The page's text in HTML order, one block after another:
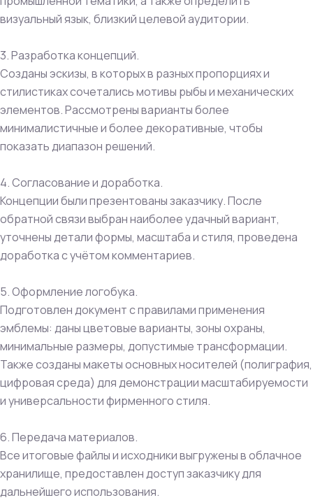
визуальный язык, близкий целевой аудитории.
3. Разработка концепций.
Созданы эскизы, в которых в разных пропорциях и
стилистиках сочетались мотивы рыбы и механических
элементов. Рассмотрены варианты более
минималистичные и более декоративные, чтобы
показать диапазон решений.
4. Согласование и доработка.
Концепции были презентованы заказчику. После
обратной связи выбран наиболее удачный вариант,
уточнены детали формы, масштаба и стиля, проведена
доработка с учётом комментариев.
5. Оформление логобука.
Подготовлен документ с правилами применения
эмблемы: даны цветовые варианты, зоны охраны,
минимальные размеры, допустимые трансформации.
Также созданы макеты основных носителей (полиграфия,
цифровая среда) для демонстрации масштабируемости
и универсальности фирменного стиля.
6. Передача материалов.
Все итоговые файлы и исходники выгружены в облачное
хранилище, предоставлен доступ заказчику для
дальнейшего использования.